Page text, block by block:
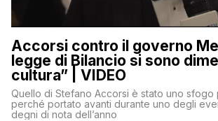
Accorsi contro il governo
legge di Bilancio si sono
cultura” | VIDEO
Quello di Stefano Accorsi è stato uno
perché portato avanti durante uno degli
degni di nota dell’anno